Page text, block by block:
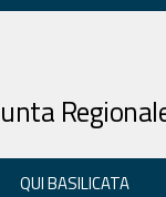
QUI BASILICATA